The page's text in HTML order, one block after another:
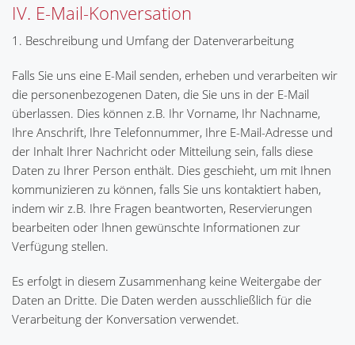
IV. E-Mail-Konversation
1. Beschreibung und Umfang der Datenverarbeitung
Falls Sie uns eine E-Mail senden, erheben und verarbeiten wir
die personenbezogenen Daten, die Sie uns in der E-Mail
überlassen. Dies können z.B. Ihr Vorname, Ihr Nachname,
Ihre Anschrift, Ihre Telefonnummer, Ihre E-Mail-Adresse und
der Inhalt Ihrer Nachricht oder Mitteilung sein, falls diese
Daten zu Ihrer Person enthält. Dies geschieht, um mit Ihnen
kommunizieren zu können, falls Sie uns kontaktiert haben,
indem wir z.B. Ihre Fragen beantworten, Reservierungen
bearbeiten oder Ihnen gewünschte Informationen zur
Verfügung stellen.
Es erfolgt in diesem Zusammenhang keine Weitergabe der
Daten an Dritte. Die Daten werden ausschließlich für die
Verarbeitung der Konversation verwendet.